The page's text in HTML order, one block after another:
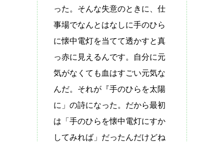
った。そんな失意のときに、仕
事場でなんとはなしに手のひら
に懐中電灯を当てて透かすと真
っ赤に見えるんです。自分に元
気がなくても血はすごい元気な
んだ。それが『手のひらを太陽
に」の詩になった。だから最初
は「手のひらを懐中電灯にすか
してみれば」だったんだけどね